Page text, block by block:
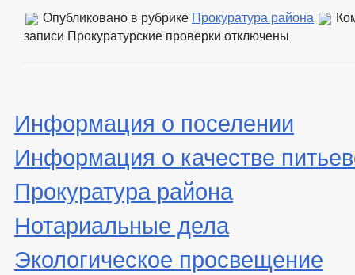
Опубликовано в рубрике Прокуратура района
записи Прокуратурские проверки отключены
Информация о поселении
Информация о качестве
Прокуратура района
Нотариальные дела
Экологическое просвещение